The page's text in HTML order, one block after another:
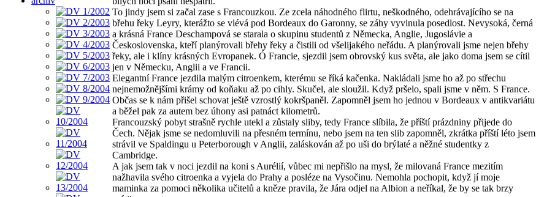
To jindy jsem si začal zase s Francouzkou. Ze zcela náhodného flirtu, neškodného, odehrávajícího se na
břehu řeky Leyry, kterážto se vlévá pod Bordeaux do Garonny, se záhy vyvinula posedlost. Nevysoká, černá
a krásná France Deschampová se starala o skupinu studentů z Německa, Anglie, Jugoslávie a
Československa, kteří planýrovali břehy řeky a čistili od všelijakého neřádu. A planýrovali jsme nejen břehy
řeky, ale i klíny krásných Evropanek. Ó Francie, sjezdil jsem obrovský kus světa, ale jako doma jsem se cítil
jen v Německu, Anglii a ve Francii.
Elegantní France jezdila malým citroenkem, kterému se říká kačenka. Nakládali jsme ho až po střechu
nejnemožnějšími krámy od koňaku až po cihly. Skučel, ale sloužil. Když pršelo, spali jsme v něm. S France.
Občas se k nám přišel schovat ještě vzrostlý kokršpaněl. Zapomněl jsem ho jednou v Bordeaux v antikvariátu
a běžel pak za autem bez úhony asi patnáct kilometrů.
Francouzský pobyt strašně rychle utekl a zůstaly sliby, tedy France slíbila, že příští prázdniny přijede do
Čech. Nějak jsme se nedomluvili na přesném termínu, nebo jsem na ten slib zapomněl, zkrátka příští léto jsem
strávil ve Spaldingu u Peterborough v Anglii, zaláskován až po uši do brýlaté a něžné studentky z
Cambridge.
A jak jsem tak v noci jezdil na koni s Aurélií, vůbec mi nepřišlo na mysl, že milovaná France mezitím
nažhavila svého citroenka a vyjela do Prahy a posléze na Vysočinu. Nemohla pochopit, když jí moje
maminka za pomoci několika učitelů a kněze pravila, že Jára odjel na Albion a neříkal, že by se tak brzy